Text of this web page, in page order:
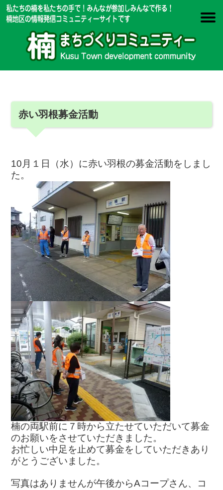
赤い羽根募金活動
10月１日（水）に赤い羽根の募金活動をしまし
た。
楠の両駅前に７時から立たせていただいて募金
のお願いをさせていただきました。
お忙しい中足を止めて募金をしていただきあり
がとうございました。
写真はありませんが午後からAコープさん、コ